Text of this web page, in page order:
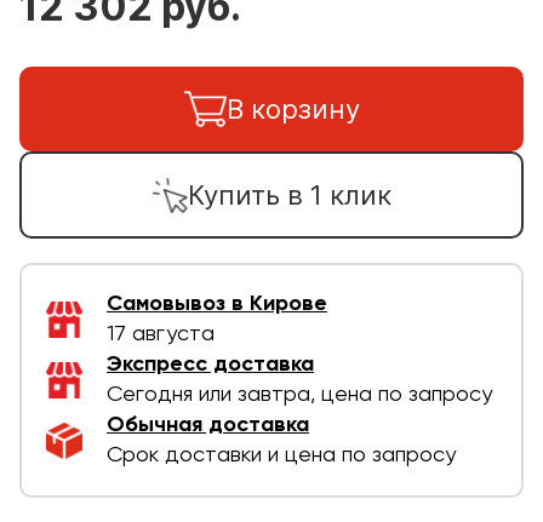
В корзину
Купить в 1 клик
Самовывоз в Кирове
17 августа
Экспресс доставка
Сегодня или завтра, цена по запросу
Обычная доставка
Срок доставки и цена по запросу